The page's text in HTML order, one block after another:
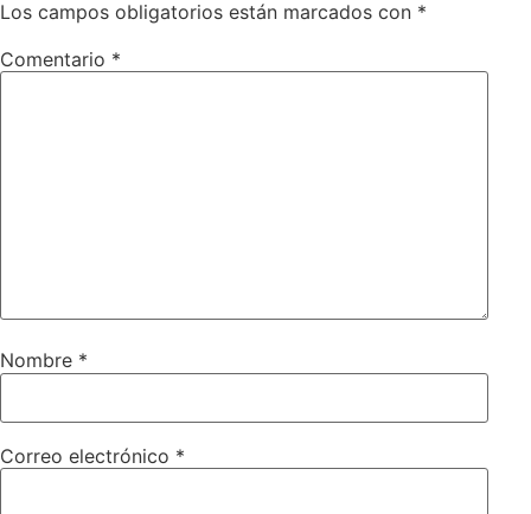
Los campos obligatorios están marcados con *
Comentario *
Nombre *
Correo electrónico *